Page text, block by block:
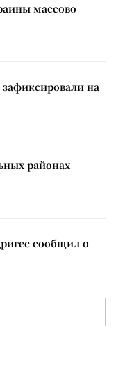
массово
на
районах
сообщил о